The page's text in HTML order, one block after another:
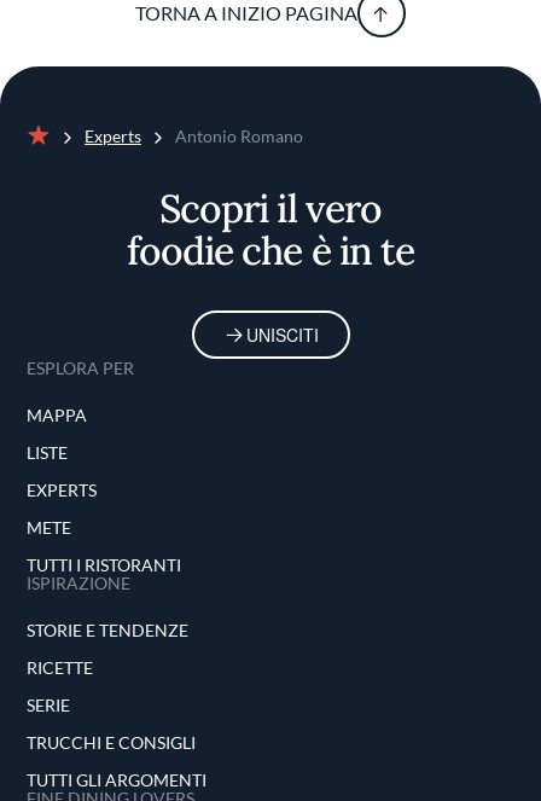
TORNA A INIZIO PAGINA
Experts Antonio Romano
Scopri il vero
foodie che è in te
UNISCITI
ESPLORA PER
MAPPA
LISTE
EXPERTS
METE
TUTTI I RISTORANTI
ISPIRAZIONE
STORIE E TENDENZE
RICETTE
SERIE
TRUCCHI E CONSIGLI
TUTTI GLI ARGOMENTI